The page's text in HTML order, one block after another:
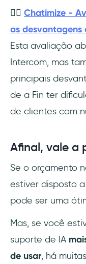
👎🏻 Chatimize -
as desvantagens
Esta avaliação
Intercom, mas
principais
de a Fin ter
de clientes com
Afinal, vale a
Se o orçamento
estiver disposto a
pode ser uma
Mas, se você
suporte de IA
de usar, há muitas